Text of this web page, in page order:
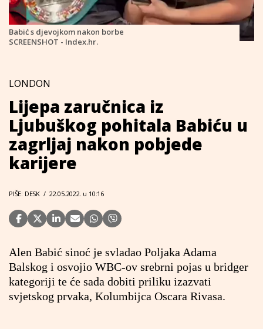
Babić s djevojkom nakon borbe
SCREENSHOT - Index.hr.
LONDON
Lijepa zaručnica iz
Ljubuškog pohitala Babiću u
zagrljaj nakon pobjede
karijere
PIŠE: DESK / 22.05.2022. u 10:16
Alen Babić sinoć je svladao Poljaka Adama
Balskog i osvojio WBC-ov srebrni pojas u bridger
kategoriji te će sada dobiti priliku izazvati
svjetskog prvaka, Kolumbijca Oscara Rivasa.